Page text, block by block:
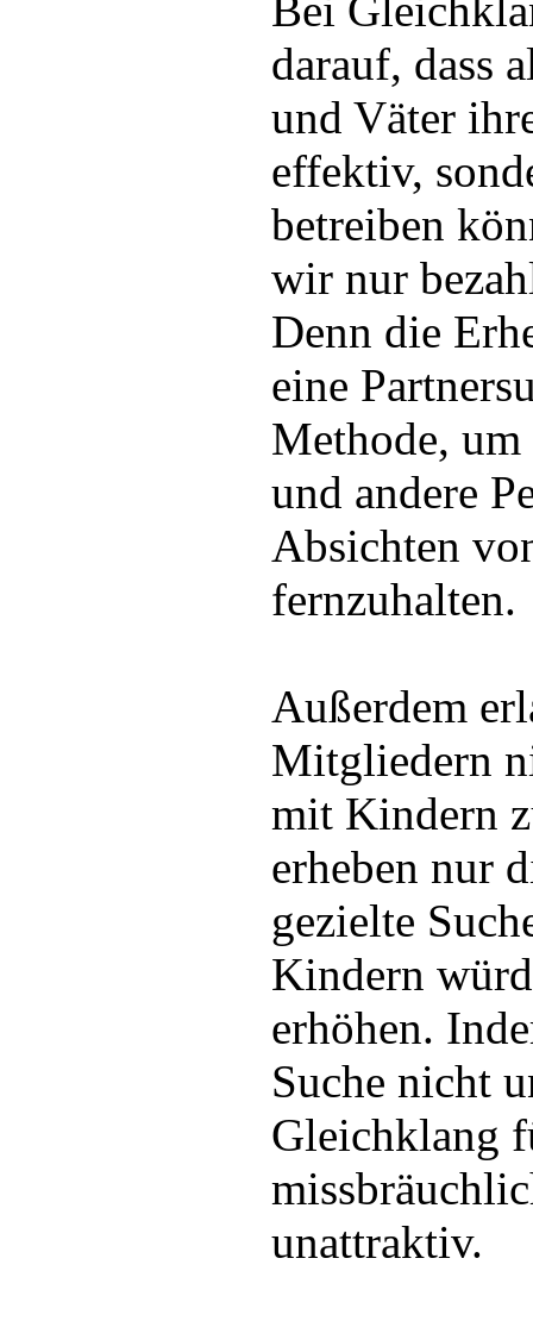
darauf, dass
und Väter
effektiv,
betreiben
wir nur
Denn die
eine
Methode,
und andere
Absichten
fernzuhalten.
Außerdem
Mitgliedern
mit Kindern
erheben nur
gezielte
Kindern
erhöhen.
Suche nicht
Gleichklang
unattraktiv.